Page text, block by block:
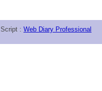
Script : Web Diary Professional